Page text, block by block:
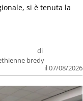
di
bredy
il 07/08/2026
si è tenuta la